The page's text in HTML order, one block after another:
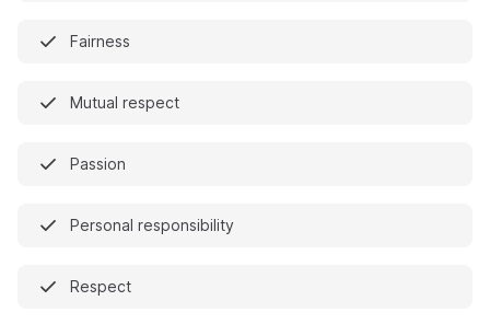
Fairness
Mutual respect
Passion
Personal responsibility
Respect